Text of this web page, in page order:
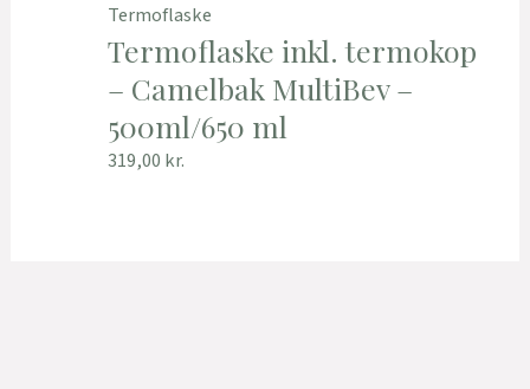
Termoflaske
Termoflaske inkl. termokop
– Camelbak MultiBev –
500ml/650 ml
319,00 kr.